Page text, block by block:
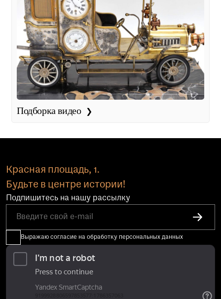
Подборка видео
Красная площадь, 1.
Будьте в центре истории!
Подпишитесь на нашу рассылку
Выражаю согласие на обработку персональных данных